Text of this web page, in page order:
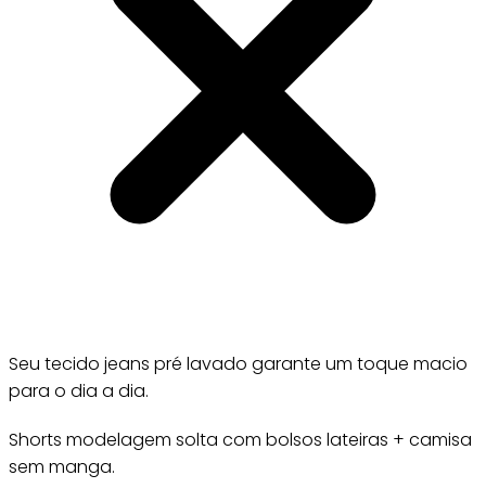
Seu tecido jeans pré lavado garante um toque macio
para o dia a dia.
Shorts modelagem solta com bolsos lateiras + camisa
sem manga.